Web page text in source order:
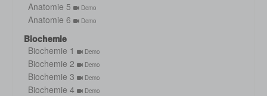
Anatomie 5 Demo
Anatomie 6 Demo
Biochemie
Biochemie 1
Demo
Biochemie 2 Demo
Biochemie 3 Demo
Biochemie 4 Demo